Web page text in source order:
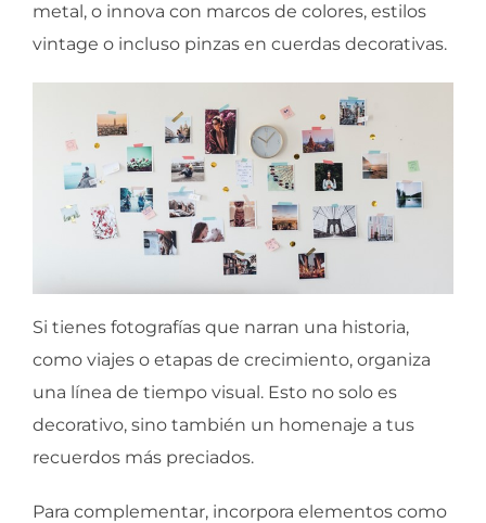
metal, o innova con marcos de colores, estilos
vintage o incluso pinzas en cuerdas decorativas.
Si tienes fotografías que narran una historia,
como viajes o etapas de crecimiento, organiza
una línea de tiempo visual. Esto no solo es
decorativo, sino también un homenaje a tus
recuerdos más preciados.
Para complementar, incorpora elementos como